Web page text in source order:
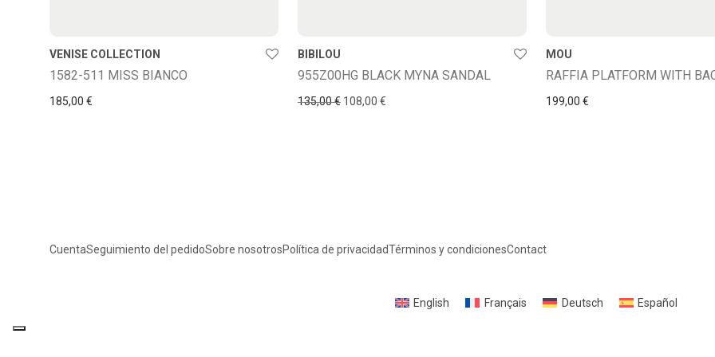
VENISE COLLECTION
1582-511 MISS BIANCO
185,00 €
BIBILOU
955Z00HG BLACK MYNA SANDAL
135,00€ El precio original era: 135,00 €.
108,00 €
MOU
199,00 €
CuentaSeguimiento del pedidoSobre nosotrosPolítica de privacidadTérminos y condicionesContact
English Français Deutsch Español